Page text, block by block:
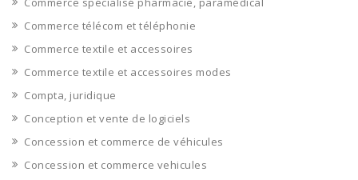
Commerce télécom et téléphonie
Commerce textile et accessoires
Commerce textile et accessoires modes
Compta, juridique
Conception et vente de logiciels
Concession et commerce de véhicules
Concession et commerce vehicules